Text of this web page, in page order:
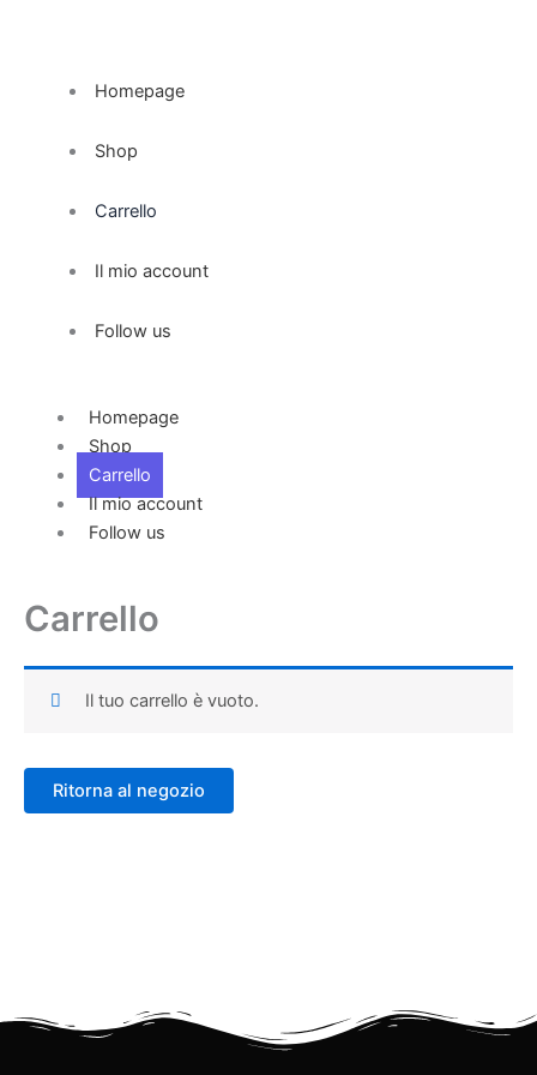
Homepage
Shop
Carrello
Il mio account
Follow us
Homepage
Shop
Carrello
Il mio account
Follow us
Carrello
Il tuo carrello è vuoto.
Ritorna al negozio